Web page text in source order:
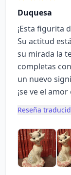
Duquesa
¡Esta figurita
Su actitud
su mirada la
completas
un nuevo
¡se ve el
Reseña